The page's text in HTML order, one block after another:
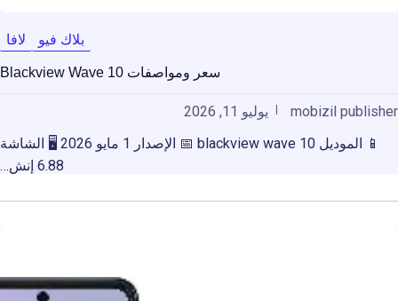
بلاك فيو لافا
سعر ومواصفات Blackview Wave 10
mobizil publisher
يوليو 11, 2026
📱 الموديل blackview wave 10 📅 الإصدار 1 مايو 2026 🖥️ الشاشة
6.88 إنش…